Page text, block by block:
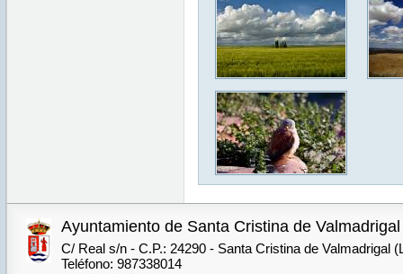
Ayuntamiento de Santa Cristina de Valmadrigal
C/ Real s/n - C.P.: 24290 - Santa Cristina de Valmadrigal
Teléfono: 987338014